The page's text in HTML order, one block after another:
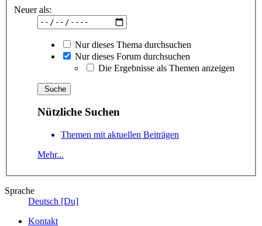
Neuer als:
Nur dieses Thema durchsuchen
Nur dieses Forum durchsuchen
Die Ergebnisse als Themen anzeigen
Nützliche Suchen
Themen mit aktuellen Beiträgen
Mehr...
Sprache
Deutsch [Du]
Kontakt